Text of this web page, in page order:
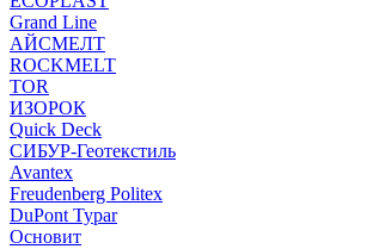
Grand Line
АЙСМЕЛТ
ROCKMELT
TOR
ИЗОРОК
Quick Deck
СИБУР-Геотекстиль
Avantex
Freudenberg Politex
DuPont Typar
Основит